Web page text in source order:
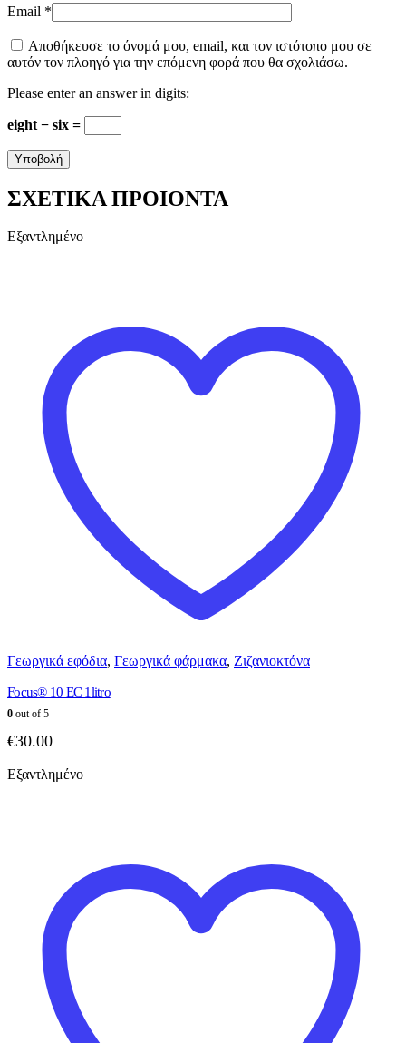
Email *
Αποθήκευσε το όνομά μου, email, και τον ιστότοπο μου σε
αυτόν τον πλοηγό για την επόμενη φορά που θα σχολιάσω.
Please enter an answer in digits:
eight − six =
ΣΧΕΤΙΚΑ ΠΡΟΙΟΝΤΑ
Εξαντλημένο
Γεωργικά εφόδια, Γεωργικά φάρμακα, Ζιζανιοκτόνα
Focus® 10 EC 1litro
0 out of 5
€30.00
Εξαντλημένο